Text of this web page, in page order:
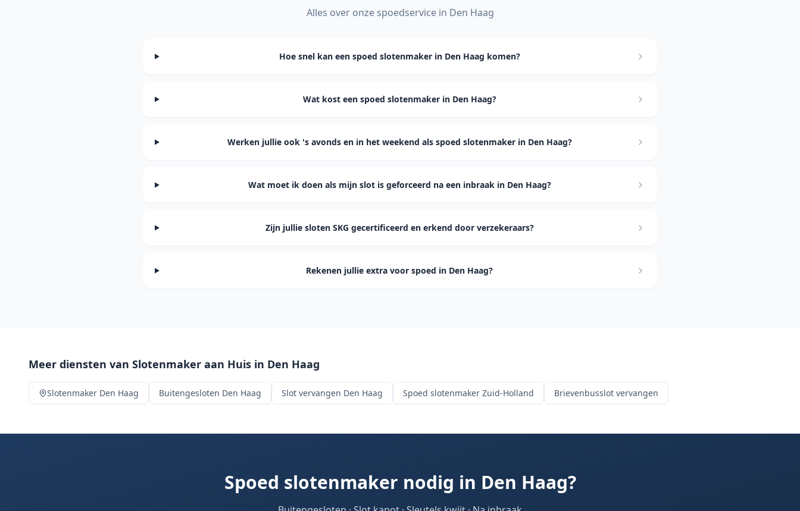
Alles over onze spoedservice in Den Haag
Hoe snel kan een spoed slotenmaker in Den Haag komen?
Wat kost een spoed slotenmaker in Den Haag?
Werken jullie ook 's avonds en in het weekend als spoed slotenmaker in Den Haag?
Wat moet ik doen als mijn slot is geforceerd na een inbraak in Den Haag?
Zijn jullie sloten SKG gecertificeerd en erkend door verzekeraars?
Rekenen jullie extra voor spoed in Den Haag?
Meer diensten van Slotenmaker aan Huis in Den Haag
Slotenmaker Den Haag Buitengesloten Den Haag Slot vervangen Den Haag Spoed slotenmaker Zuid-Holland Brievenbusslot vervangen
Spoed slotenmaker nodig in Den Haag?